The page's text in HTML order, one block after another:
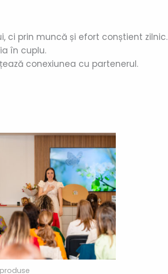
ci prin muncă și efort conștient zilnic.
în cuplu.
conexiunea cu partenerul.
produse